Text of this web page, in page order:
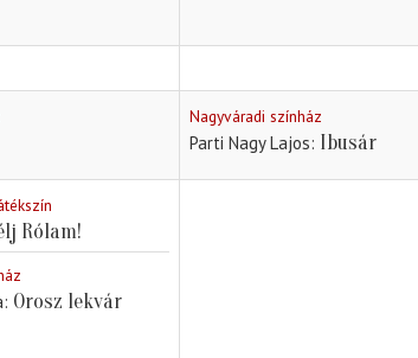
Nagyváradi színház
Parti Nagy Lajos Ibusár
Rólam!
Orosz lekvár